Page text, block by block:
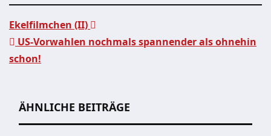
Beitragsnavigation
Ekelfilmchen (II)
US-Vorwahlen nochmals spannender als ohnehin
schon!
ÄHNLICHE BEITRÄGE